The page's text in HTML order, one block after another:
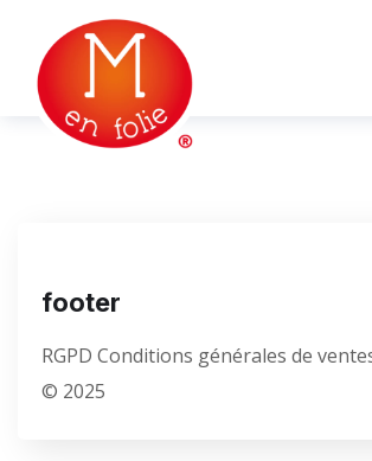
footer
RGPD Conditions générales de
© 2025